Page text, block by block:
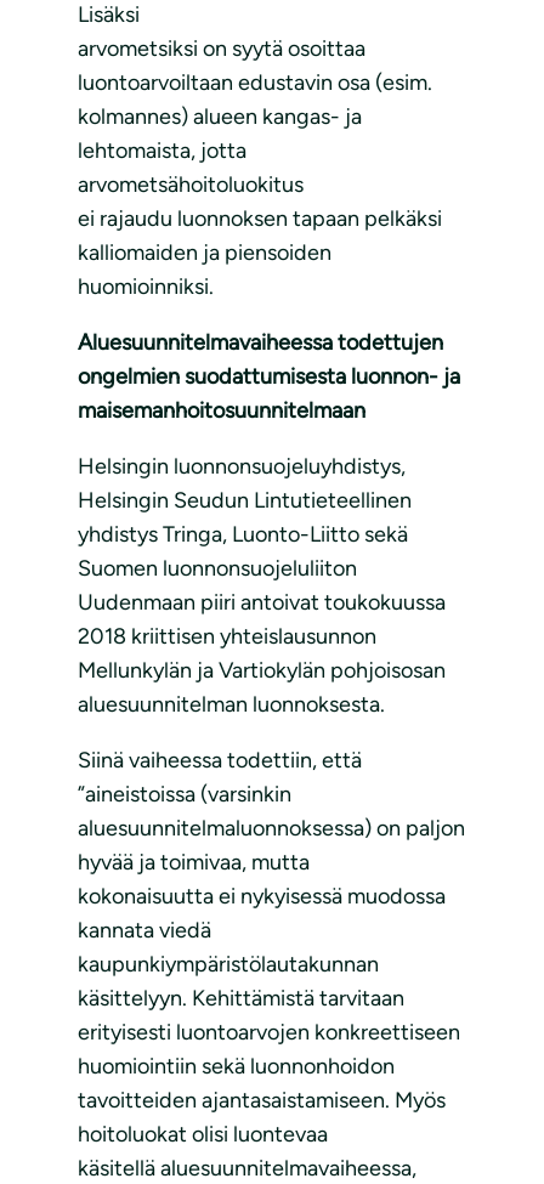
Lisäksi
arvometsiksi on syytä osoittaa
luontoarvoiltaan edustavin osa (esim.
kolmannes) alueen kangas- ja
lehtomaista, jotta
arvometsähoitoluokitus
ei rajaudu luonnoksen tapaan pelkäksi
kalliomaiden ja piensoiden
huomioinniksi.
Aluesuunnitelmavaiheessa todettujen
ongelmien suodattumisesta luonnon- ja
maisemanhoitosuunnitelmaan
Helsingin luonnonsuojeluyhdistys,
Helsingin Seudun Lintutieteellinen
yhdistys Tringa, Luonto-Liitto sekä
Suomen luonnonsuojeluliiton
Uudenmaan piiri antoivat toukokuussa
2018 kriittisen yhteislausunnon
Mellunkylän ja Vartiokylän pohjoisosan
aluesuunnitelman luonnoksesta.
Siinä vaiheessa todettiin, että
”aineistoissa (varsinkin
aluesuunnitelmaluonnoksessa) on paljon
hyvää ja toimivaa, mutta
kokonaisuutta ei nykyisessä muodossa
kannata viedä
kaupunkiympäristölautakunnan
käsittelyyn. Kehittämistä tarvitaan
erityisesti luontoarvojen konkreettiseen
huomiointiin sekä luonnonhoidon
tavoitteiden ajantasaistamiseen. Myös
hoitoluokat olisi luontevaa
käsitellä aluesuunnitelmavaiheessa,